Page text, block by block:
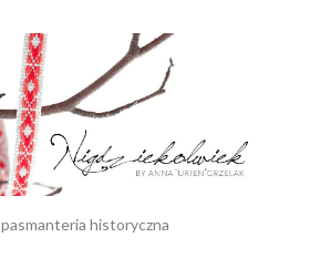
historyczna